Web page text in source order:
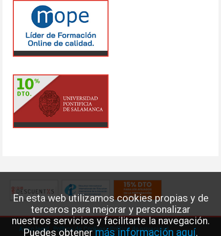
En esta web utilizamos cookies propias y de
terceros para mejorar y personalizar
nuestros servicios y facilitarte la navegación.
Puedes obtenermás información aquí.
Aviso legal Política de Cookies· Política de privacidad